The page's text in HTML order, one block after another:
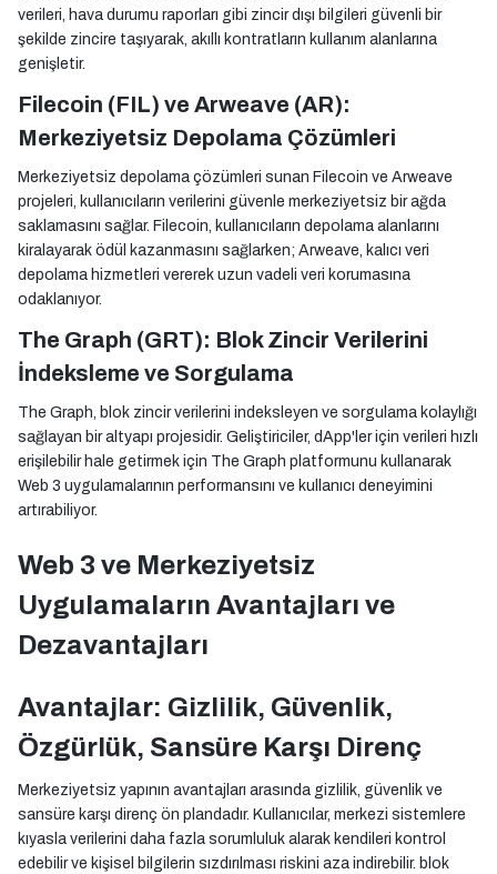
verileri, hava durumu raporları gibi zincir dışı bilgileri güvenli bir
şekilde zincire taşıyarak, akıllı kontratların kullanım alanlarına
genişletir.
Filecoin (FIL) ve Arweave (AR):
Merkeziyetsiz Depolama Çözümleri
Merkeziyetsiz depolama çözümleri sunan Filecoin ve Arweave
projeleri, kullanıcıların verilerini güvenle merkeziyetsiz bir ağda
saklamasını sağlar. Filecoin, kullanıcıların depolama alanlarını
kiralayarak ödül kazanmasını sağlarken; Arweave, kalıcı veri
depolama hizmetleri vererek uzun vadeli veri korumasına
odaklanıyor.
The Graph (GRT): Blok Zincir Verilerini
İndeksleme ve Sorgulama
The Graph, blok zincir verilerini indeksleyen ve sorgulama kolaylığı
sağlayan bir altyapı projesidir. Geliştiriciler, dApp'ler için verileri hızlı
erişilebilir hale getirmek için The Graph platformunu kullanarak
Web 3 uygulamalarının performansını ve kullanıcı deneyimini
artırabiliyor.
Web 3 ve Merkeziyetsiz
Uygulamaların Avantajları ve
Dezavantajları
Avantajlar: Gizlilik, Güvenlik,
Özgürlük, Sansüre Karşı Direnç
Merkeziyetsiz yapının avantajları arasında gizlilik, güvenlik ve
sansüre karşı direnç ön plandadır. Kullanıcılar, merkezi sistemlere
kıyasla verilerini daha fazla sorumluluk alarak kendileri kontrol
edebilir ve kişisel bilgilerin sızdırılması riskini aza indirebilir. blok